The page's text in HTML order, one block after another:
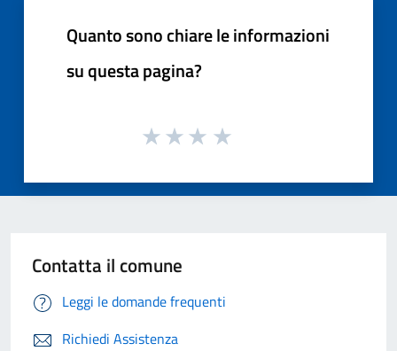
Quanto sono chiare le informazioni
su questa pagina?
Contatta il comune
Leggi le domande frequenti
Richiedi Assistenza